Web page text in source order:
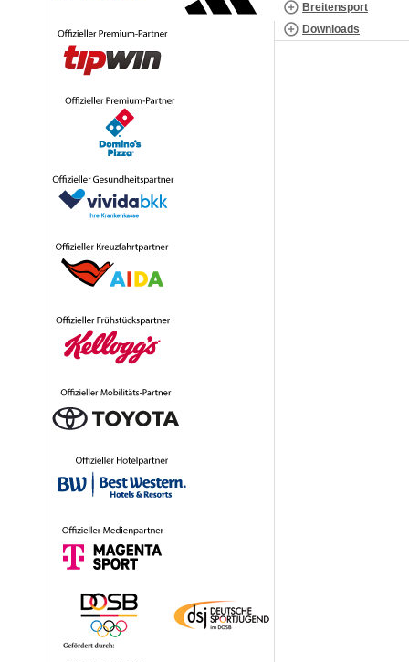
Breitensport
Downloads